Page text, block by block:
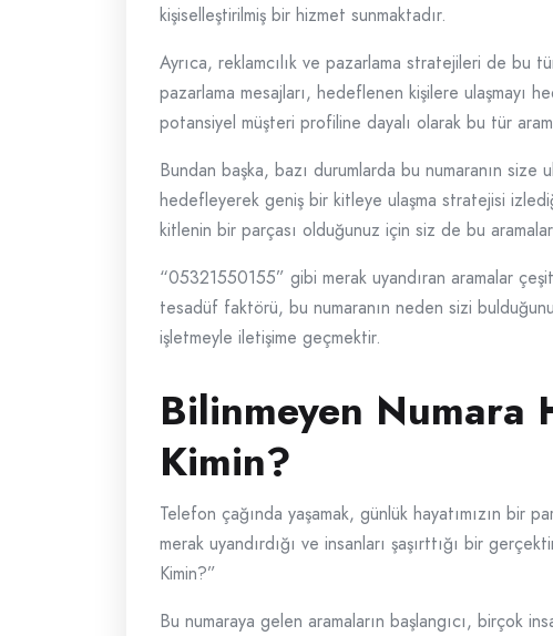
kişiselleştirilmiş bir hizmet sunmaktadır.
Ayrıca, reklamcılık ve pazarlama stratejileri de bu
pazarlama mesajları, hedeflenen kişilere ulaşmayı
potansiyel müşteri profiline dayalı olarak bu tür
Bundan başka, bazı durumlarda bu numaranın size
hedefleyerek geniş bir kitleye ulaşma stratejisi
kitlenin bir parçası olduğunuz için siz de bu
“05321550155” gibi merak uyandıran aramalar
tesadüf faktörü, bu numaranın neden sizi
işletmeyle iletişime geçmektir.
Bilinmeyen
Kimin?
Telefon çağında yaşamak, günlük hayatımızın bir
merak uyandırdığı ve insanları şaşırttığı bir
Kimin?”
Bu numaraya gelen aramaların başlangıcı, birçok